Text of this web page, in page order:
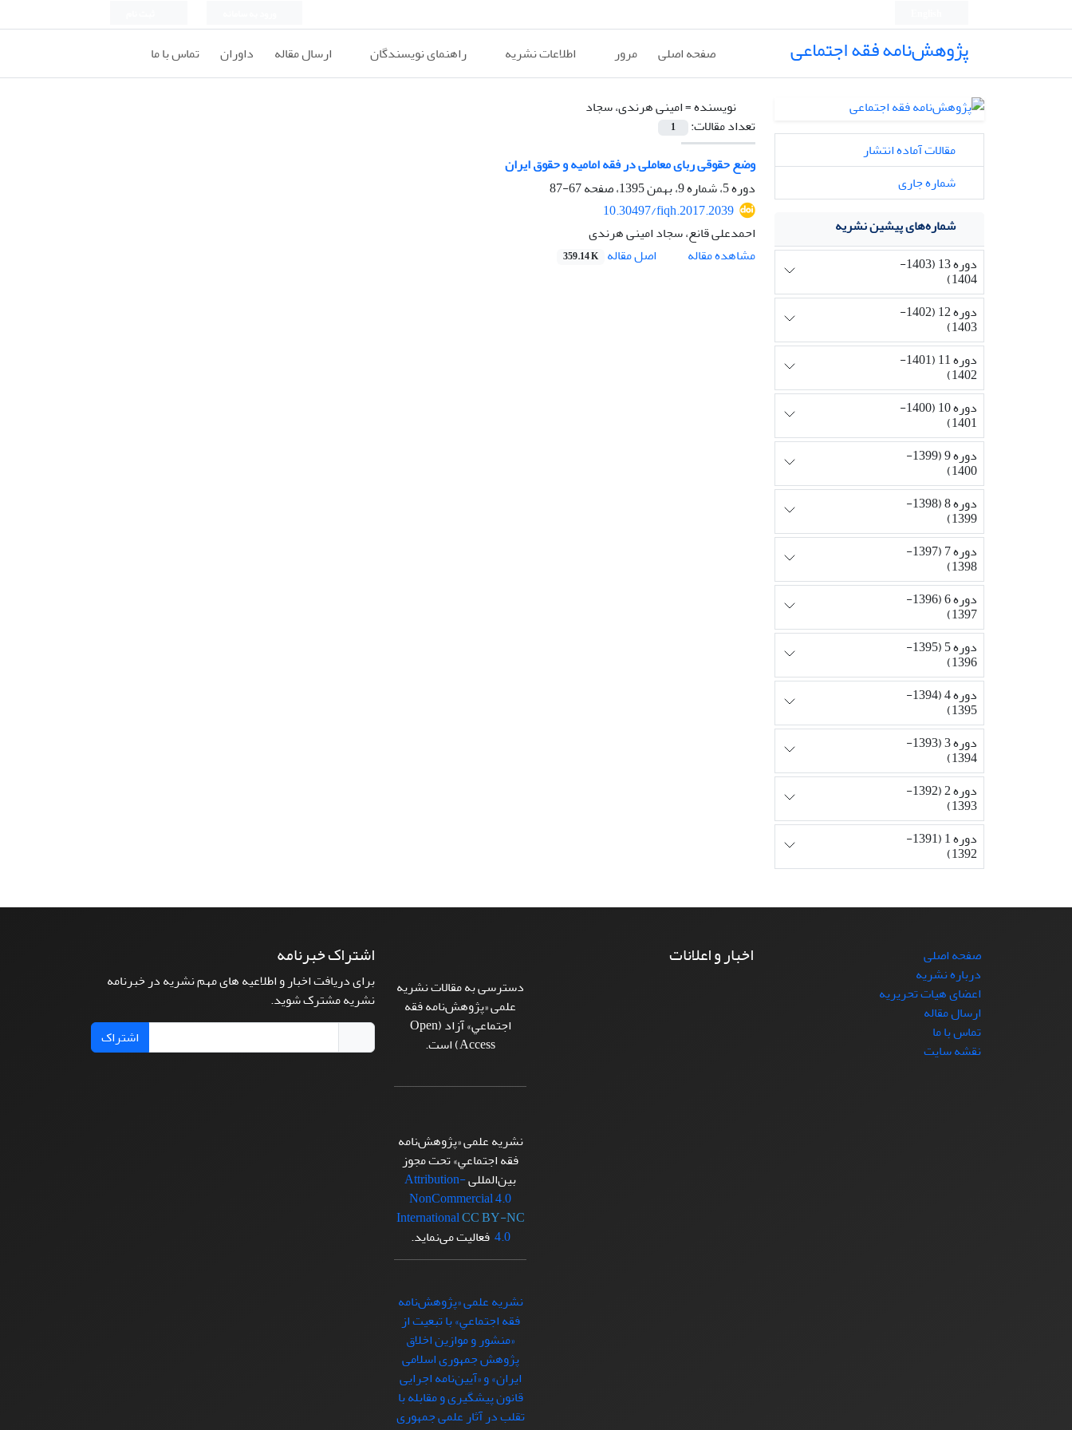
پژوهش‌نامه فقه اجتماعی صفحه اصلی مرور اطلاعات نشریه راهنمای نویسندگان ارسال مقاله داوران تماس با ما
نویسنده =امینی هرندی، سجاد
تعداد مقالات:
1
وضع حقوقی ربای معاملی در فقه امامیه و حقوق ایران
دوره 5، شماره 9، بهمن 1395، صفحه
67-87
10.30497/fiqh.2017.2039
احمدعلی قانع، سجاد امینی هرندی
مشاهده مقاله
اصل مقاله 359.14 K
مقالات آماده انتشار
شماره جاری
شماره‌های پیشین نشریه
دوره 13 (1403-
1404)
دوره 12 (1402-
1403)
دوره 11 (1401-
1402)
دوره 10 (1400-
1401)
دوره 9 (1399-
1400)
دوره 8 (1398-
1399)
دوره 7 (1397-
1398)
دوره 6 (1396-
1397)
دوره 5 (1395-
1396)
دوره 4 (1394-
1395)
دوره 3 (1393-
1394)
دوره 2 (1392-
1393)
دوره 1 (1391-
1392)
صفحه اصلی
درباره نشریه
اعضای هیات تحریریه
ارسال مقاله
تماس با ما
نقشه سایت
اخبار و اعلانات
دسترسی به مقالات نشریه
علمی «پژوهش‌نامه فقه
اجتماعي» آزاد (Open
Access) است.
نشریه علمی «پژوهش‌نامه
فقه اجتماعي» تحت مجوز
بین‌المللیAttribution-
NonCommercial 4.0
InternationalCC BY-NC
4.0 فعالیت می‌نماید.
نشریه علمی «پژوهش‌نامه
فقه اجتماعي» با تبعيت از
«منشور و موازین اخلاق
پژوهش جمهوری اسلامی
ایران» و «آیین‌نامه اجرایی
قانون پیشگیری و مقابله با
تقلب در آثار علمی جمهوری
اشتراک خبرنامه
برای دریافت اخبار و اطلاعیه های مهم نشریه در خبرنامه
نشریه مشترک شوید.
اشتراک